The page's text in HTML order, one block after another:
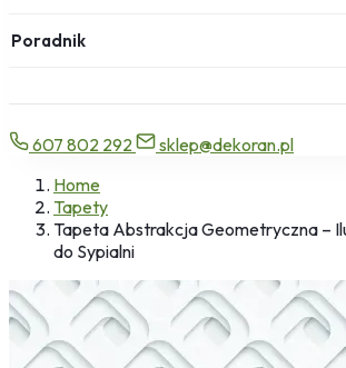
Poradnik
607 802 292
sklep@dekoran.pl
Home
Tapety
Tapeta Abstrakcja Geometryczna –
do Sypialni